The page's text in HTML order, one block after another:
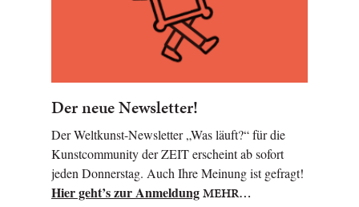
Der neue Newsletter!
Der Weltkunst-Newsletter „Was läuft?“ für die
Kunstcommunity der ZEIT erscheint ab sofort
jeden Donnerstag. Auch Ihre Meinung ist gefragt!
Hier geht’s zur AnmeldungMEHR…